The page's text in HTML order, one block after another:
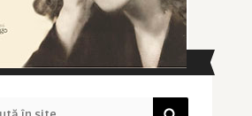
SITE